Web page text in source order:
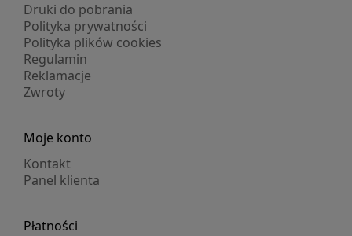
Druki do pobrania
Polityka prywatności
Polityka plików cookies
Regulamin
Reklamacje
Zwroty
Moje konto
Kontakt
Panel klienta
Płatności